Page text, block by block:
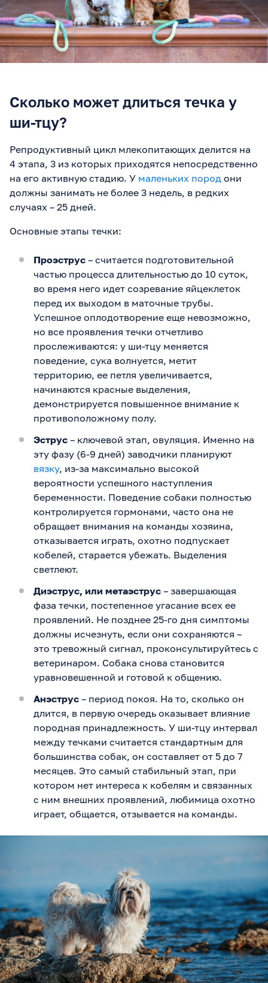
Сколько может длиться течка у
ши-тцу?
Репродуктивный цикл млекопитающих делится на
4 этапа, 3 из которых приходятся непосредственно
на его активную стадию. У маленьких пород они
должны занимать не более 3 недель, в редких
случаях – 25 дней.
Основные этапы течки:
Проэструс – считается подготовительной
частью процесса длительностью до 10 суток,
во время него идет созревание яйцеклеток
перед их выходом в маточные трубы.
Успешное оплодотворение еще невозможно,
но все проявления течки отчетливо
прослеживаются: у ши-тцу меняется
поведение, сука волнуется, метит
территорию, ее петля увеличивается,
начинаются красные выделения,
демонстрируется повышенное внимание к
противоположному полу.
Эструс – ключевой этап, овуляция. Именно на
эту фазу (6-9 дней) заводчики планируют
вязку, из-за максимально высокой
вероятности успешного наступления
беременности. Поведение собаки полностью
контролируется гормонами, часто она не
обращает внимания на команды хозяина,
отказывается играть, охотно подпускает
кобелей, старается убежать. Выделения
светлеют.
Диэструс, или метаэструс – завершающая
фаза течки, постепенное угасание всех ее
проявлений. Не позднее 25-го дня симптомы
должны исчезнуть, если они сохраняются –
это тревожный сигнал, проконсультируйтесь с
ветеринаром. Собака снова становится
уравновешенной и готовой к общению.
Анэструс – период покоя. На то, сколько он
длится, в первую очередь оказывает влияние
породная принадлежность. У ши-тцу интервал
между течками считается стандартным для
большинства собак, он составляет от 5 до 7
месяцев. Это самый стабильный этап, при
котором нет интереса к кобелям и связанных
с ним внешних проявлений, любимица охотно
играет, общается, отзывается на команды.